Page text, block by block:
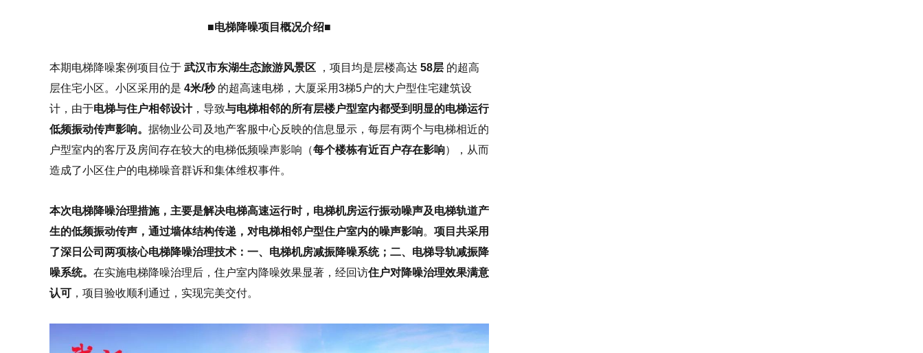
■电梯降噪项目概况介绍■
本期电梯降噪案例项目位于 武汉市东湖生态旅游风景区 ，项目均是层楼高达 58层 的超高
层住宅小区。小区采用的是 4米/秒的超高速电梯，大厦采用3梯5户的大户型住宅建筑设
计，由于电梯与住户相邻设计，导致与电梯相邻的所有层楼户型室内都受到明显的电梯运行
低频振动传声影响。 据物业公司及地产客服中心反映的信息显示，每层有两个与电梯相近的
户型室内的客厅及房间存在较大的电梯低频噪声影响（每个楼栋有近百户存在影响），从而
造成了小区住户的电梯噪音群诉和集体维权事件。
本次电梯降噪治理措施，主要是解决电梯高速运行时，电梯机房运行振动噪声及电梯轨道产
生的低频振动传声，通过墙体结构传递，对电梯相邻户型住户室内的噪声影响。 项目共采用
了深日公司两项核心电梯降噪治理技术：一、电梯机房减振降噪系统；二、电梯导轨减振降
噪系统。 在实施电梯降噪治理后，住户室内降噪效果显著，经回访住户对降噪治理效果满意
认可 ，项目验收顺利通过，实现完美交付。